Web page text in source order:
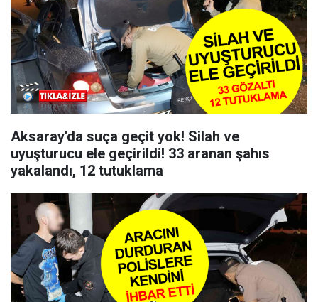
Aksaray'da suça geçit yok! Silah ve
uyuşturucu ele geçirildi! 33 aranan şahıs
yakalandı, 12 tutuklama